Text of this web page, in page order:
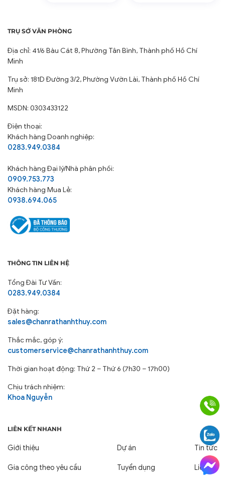
TRỤ SỞ VĂN PHÒNG
Địa chỉ: 41/6 Bàu Cát 8, Phường Tân Bình, Thành phố Hồ Chí
Minh
Trụ sở: 181D Đường 3/2, Phường Vườn Lài, Thành phố Hồ Chí
Minh
MSDN: 0303433122
Điện thoại:
Khách hàng Doanh nghiệp:
0283.949.0384
Khách hàngĐại lý/Nhà phân phối:
0909.753.773
Khách hàng Mua Lẻ:
0938.694.065
THÔNG TIN LIÊN HỆ
Tổng Đài Tư Vấn:
0283.949.0384
Đặt hàng:
sales@chanrathanhthuy.com
Thắc mắc, góp ý:
customerservice@chanrathanhthuy.com
Thời gian hoạt động: Thứ 2 – Thứ 6 (7h30 – 17h00)
Chịu trách nhiệm:
Khoa Nguyễn
LIÊN KẾT NHANH
Giới thiệu
Gia công theo yêu cầu
Dự án
Tuyển dụng
Tin tức
Liên hệ